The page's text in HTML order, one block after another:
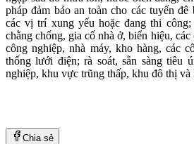
pháp đảm bảo an toàn cho các tuyến đê
các vị trí xung yếu hoặc đang thi
chằng chống, gia cố nhà ở, biển hiệu,
công nghiệp, nhà máy, kho hàng, các
thống lưới điện; rà soát, sẵn sàng tiêu
nghiệp, khu vực trũng thấp, khu đô thị và
Chia sẻ